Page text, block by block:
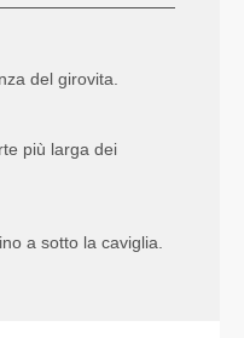
del girovita.
più larga dei
a sotto la caviglia.